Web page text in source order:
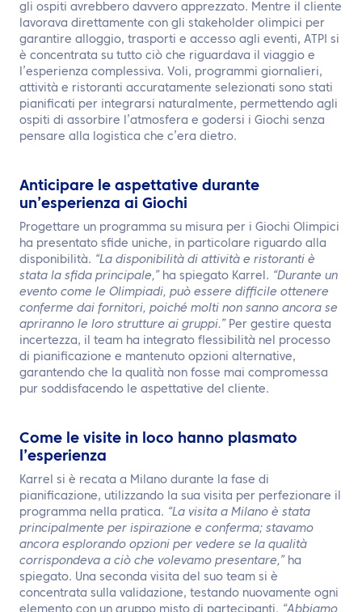
gli ospiti avrebbero davvero apprezzato. Mentre il cliente
lavorava direttamente con gli stakeholder olimpici per
garantire alloggio, trasporti e accesso agli eventi, ATPI si
è concentrata su tutto ciò che riguardava il viaggio e
l’esperienza complessiva. Voli, programmi giornalieri,
attività e ristoranti accuratamente selezionati sono stati
pianificati per integrarsi naturalmente, permettendo agli
ospiti di assorbire l’atmosfera e godersi i Giochi senza
pensare alla logistica che c’era dietro.
Anticipare le aspettative durante
un’esperienza ai Giochi
Progettare un programma su misura per i Giochi Olimpici
ha presentato sfide uniche, in particolare riguardo alla
disponibilità. “La disponibilità di attività e ristoranti è
stata la sfida principale,” ha spiegato Karrel. “Durante un
evento come le Olimpiadi, può essere difficile ottenere
conferme dai fornitori, poiché molti non sanno ancora se
apriranno le loro strutture ai gruppi.” Per gestire questa
incertezza, il team ha integrato flessibilità nel processo
di pianificazione e mantenuto opzioni alternative,
garantendo che la qualità non fosse mai compromessa
pur soddisfacendo le aspettative del cliente.
Come le visite in loco hanno plasmato
l’esperienza
Karrel si è recata a Milano durante la fase di
pianificazione, utilizzando la sua visita per perfezionare il
programma nella pratica. “La visita a Milano è stata
principalmente per ispirazione e conferma; stavamo
ancora esplorando opzioni per vedere se la qualità
corrispondeva a ciò che volevamo presentare,” ha
spiegato. Una seconda visita del suo team si è
concentrata sulla validazione, testando nuovamente ogni
elemento con un gruppo misto di partecipanti. “Abbiamo